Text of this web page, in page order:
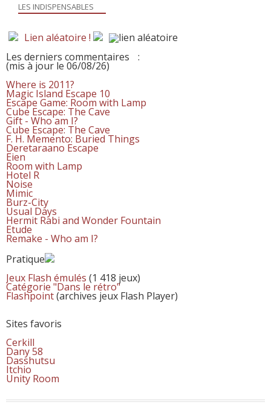
LES INDISPENSABLES
Lien aléatoire !
Les derniers commentaires
:
(mis à jour le 06/08/26)
Where is 2011?
Magic Island Escape 10
Escape Game: Room with Lamp
Cube Escape: The Cave
Gift - Who am I?
Cube Escape: The Cave
F. H. Memento: Buried Things
Deretaraano Escape
Eien
Room with Lamp
Hotel R
Noise
Mimic
Burz-City
Usual Days
Hermit Rabi and Wonder Fountain
Etude
Remake - Who am I?
Pratique
Jeux Flash émulés (1 418 jeux)
Catégorie "Dans le rétro"
Flashpoint(archives jeux Flash Player)
Sites favoris
Cerkill
Dany 58
Dasshutsu
Itchio
Unity Room